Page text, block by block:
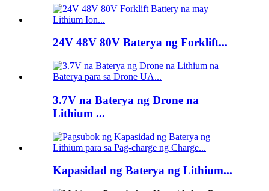
24V 48V 80V Baterya ng Forklift...
3.7V na Baterya ng Drone na
Lithium ...
Kapasidad ng Baterya ng Lithium...